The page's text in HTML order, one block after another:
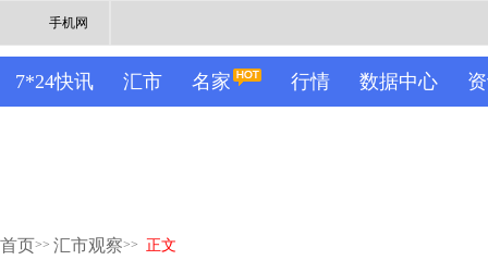
手机网
7*24快讯 汇市 名家 行情 数据中心
首页>> 汇市观察>> 正文